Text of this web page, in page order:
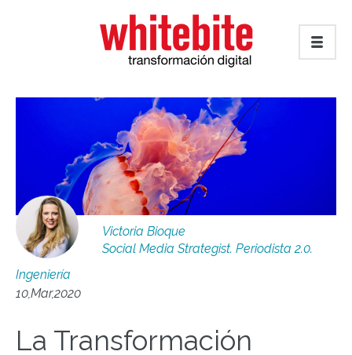
Victoria Bioque
Social Media Strategist. Periodista 2.0.
Ingeniería
10,Mar,2020
La Transformación